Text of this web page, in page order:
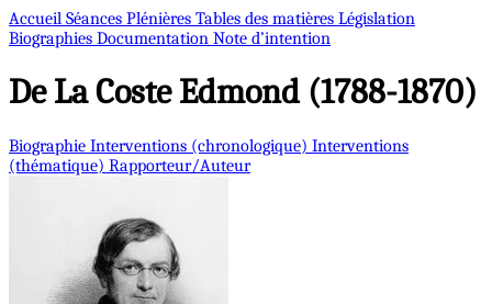
Accueil Séances Plénières Tables des matières Législation
Biographies Documentation Note d’intention
De La CosteEdmond (1788-1870)
Biographie Interventions (chronologique) Interventions
(thématique) Rapporteur/Auteur